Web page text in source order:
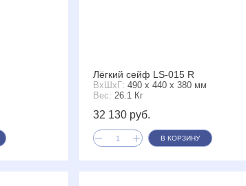
Лёгкий сейф LS-015 R
ВxШxГ: 490 x 440 x 380 мм
Вес: 26.1 Кг
32 130 руб.
В КОРЗИНУ